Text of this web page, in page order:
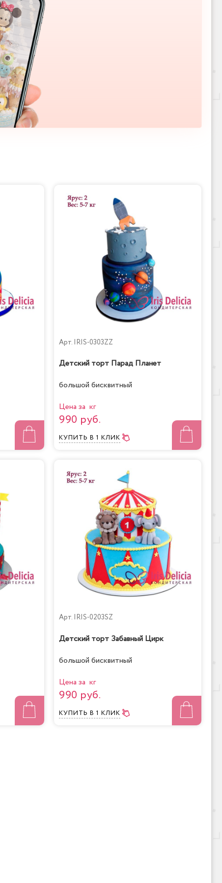
Арт. IRIS-0303ZZ
Детский торт Парад Планет
большой бисквитный
Цена за кг
990 руб.
КУПИТЬ В 1 КЛИК
Арт. IRIS-0203SZ
Детский торт Забавный Цирк
большой бисквитный
Цена за кг
990 руб.
КУПИТЬ В 1 КЛИК